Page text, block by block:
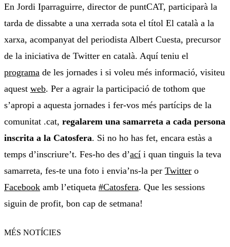
En Jordi Iparraguirre, director de puntCAT, participarà la
tarda de dissabte a una xerrada sota el títol El català a la
xarxa, acompanyat del periodista Albert Cuesta, precursor
de la iniciativa de Twitter en català. Aquí teniu el
programa de les jornades i si voleu més informació, visiteu
aquest web. Per a agrair la participació de tothom que
s’apropi a aquesta jornades i fer-vos més partícips de la
comunitat .cat, regalarem una samarreta a cada persona
inscrita a la Catosfera. Si no ho has fet, encara estàs a
temps d’inscriure’t. Fes-ho des d’ací i quan tinguis la teva
samarreta, fes-te una foto i envia’ns-la per Twitter o
Facebook amb l’etiqueta #Catosfera. Que les sessions
siguin de profit, bon cap de setmana!
MÉS NOTÍCIES